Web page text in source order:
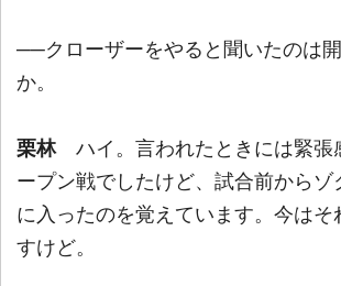
──クローザーをやると聞いたのは
か。
栗林ハイ。言われたときには緊張
ープン戦でしたけど、試合前からゾ
に入ったのを覚えています。今はそ
すけど。